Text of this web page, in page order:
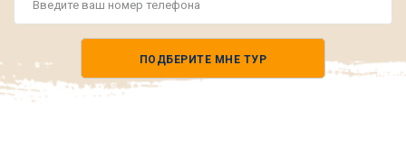
ПОДБЕРИТЕ МНЕ ТУР